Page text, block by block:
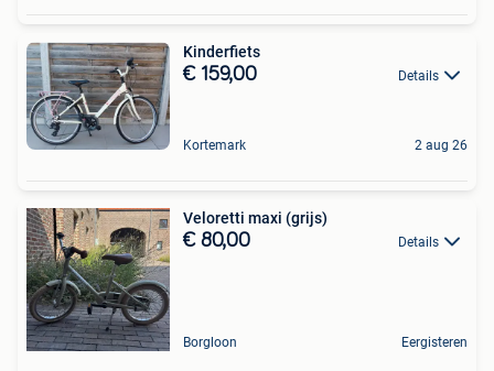
Kinderfiets
€ 159,00 Details
Kortemark 2 aug 26
Veloretti maxi (grijs)
€ 80,00 Details
Borgloon Eergisteren